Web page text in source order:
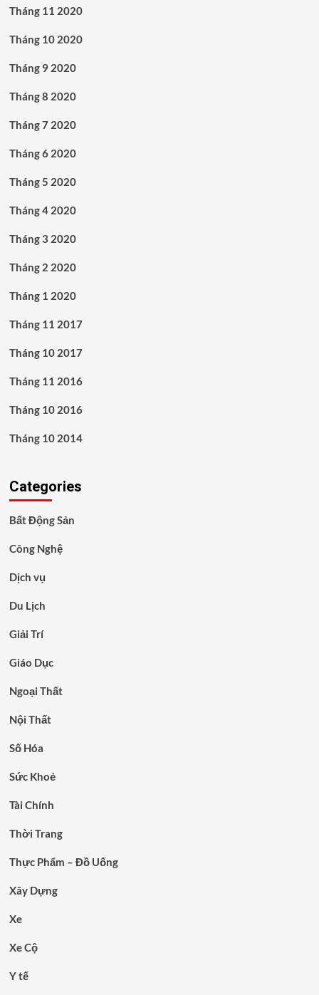
Tháng 11 2020
Tháng 10 2020
Tháng 9 2020
Tháng 8 2020
Tháng 7 2020
Tháng 6 2020
Tháng 5 2020
Tháng 4 2020
Tháng 3 2020
Tháng 2 2020
Tháng 1 2020
Tháng 11 2017
Tháng 10 2017
Tháng 11 2016
Tháng 10 2016
Tháng 10 2014
Categories
Bất Động Sản
Công Nghệ
Dịch vụ
Du Lịch
Giải Trí
Giáo Dục
Ngoại Thất
Nội Thất
Số Hóa
Sức Khoẻ
Tài Chính
Thời Trang
Thực Phẩm – Đồ Uống
Xây Dựng
Xe
Xe Cộ
Y tế